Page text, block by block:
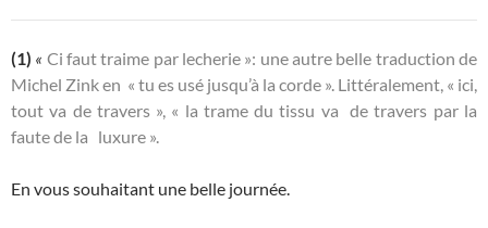
(1) « Ci faut traime par lecherie »: une autre belle traduction de
Michel Zink en « tu es usé jusqu’à la corde ». Littéralement, « ici,
tout va de travers », « la trame du tissu va de travers par la
faute de la luxure ».
En vous souhaitant une belle journée.